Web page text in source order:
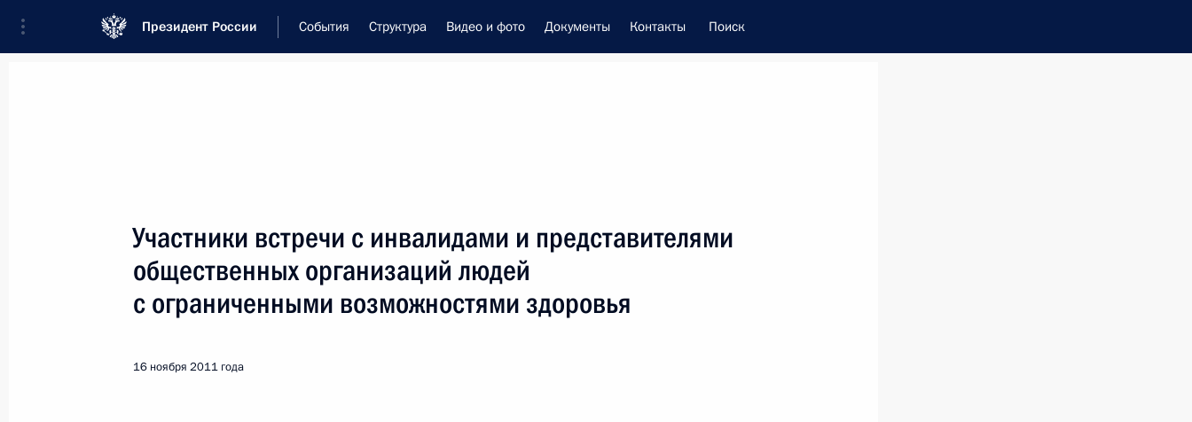
Президент России События Структура Видео и фото Документы Контакты Поиск
Совещание с членами Совета Безопасности
Участники встречи с инвалидами и представителями
общественных организаций людей
с ограниченными возможностями здоровья
16 ноября 2011 года